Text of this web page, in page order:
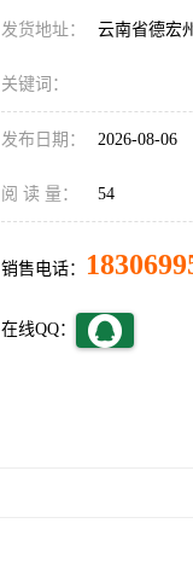
发货地址： 云南省德宏
关键词：
发布日期： 2026-08-06
阅 读 量： 54
销售电话：
在线QQ：